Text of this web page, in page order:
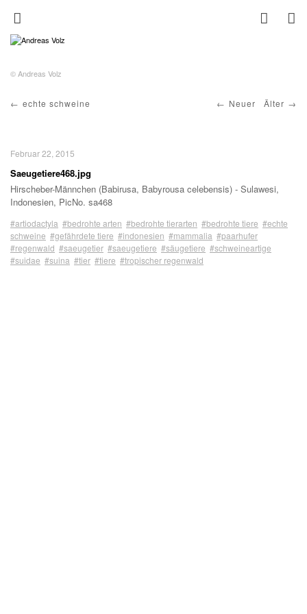
© Andreas Volz
Neuer Älter
echte schweine
Februar 22, 2015
Saeugetiere468.jpg
Hirscheber-Männchen (Babirusa, Babyrousa celebensis) - Sulawesi,
Indonesien, PicNo. sa468
#artiodactyla #bedrohte arten #bedrohte tierarten #bedrohte tiere #echte
schweine #gefährdete tiere #indonesien #mammalia #paarhufer
#regenwald #saeugetier #saeugetiere #säugetiere #schweineartige
#suidae #suina #tier #tiere #tropischer regenwald